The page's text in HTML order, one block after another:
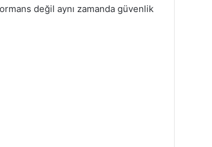
değil aynı zamanda güvenlik